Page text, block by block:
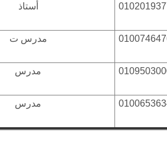
أستاذ
مدرس ت
مدرس
مدرس